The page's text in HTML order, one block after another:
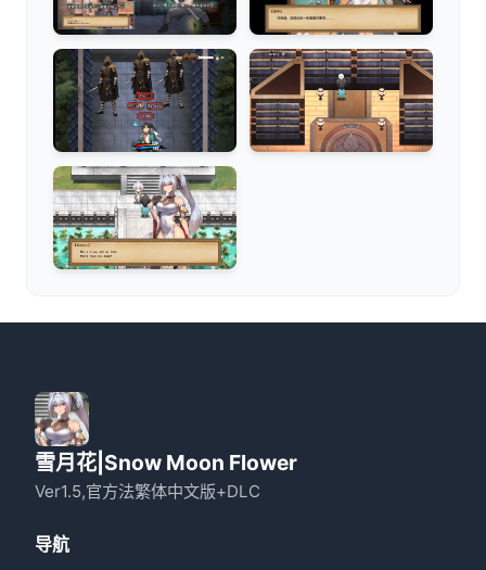
雪月花|Snow Moon Flower
Ver1.5,官方法繁体中文版+DLC
导航